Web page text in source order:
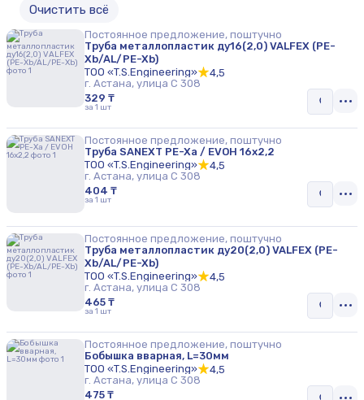
Oчистить всё
Постоянное предложение, поштучно
Труба металлопластик ду16(2,0) VALFEX (PE-
Xb/AL/PE-Xb)
ТОО «T.S.Engineering»
4,5
г. Астана, улица С 308
329 ₸
за 1 шт
Постоянное предложение, поштучно
Труба SANEXT PE-Xa / EVOH 16х2,2
ТОО «T.S.Engineering»
4,5
г. Астана, улица С 308
404 ₸
за 1 шт
Постоянное предложение, поштучно
Труба металлопластик ду20(2,0) VALFEX (PE-
Xb/AL/PE-Xb)
ТОО «T.S.Engineering»
4,5
г. Астана, улица С 308
465 ₸
за 1 шт
Постоянное предложение, поштучно
Бобышка вварная, L=30мм
ТОО «T.S.Engineering»
4,5
г. Астана, улица С 308
475 ₸